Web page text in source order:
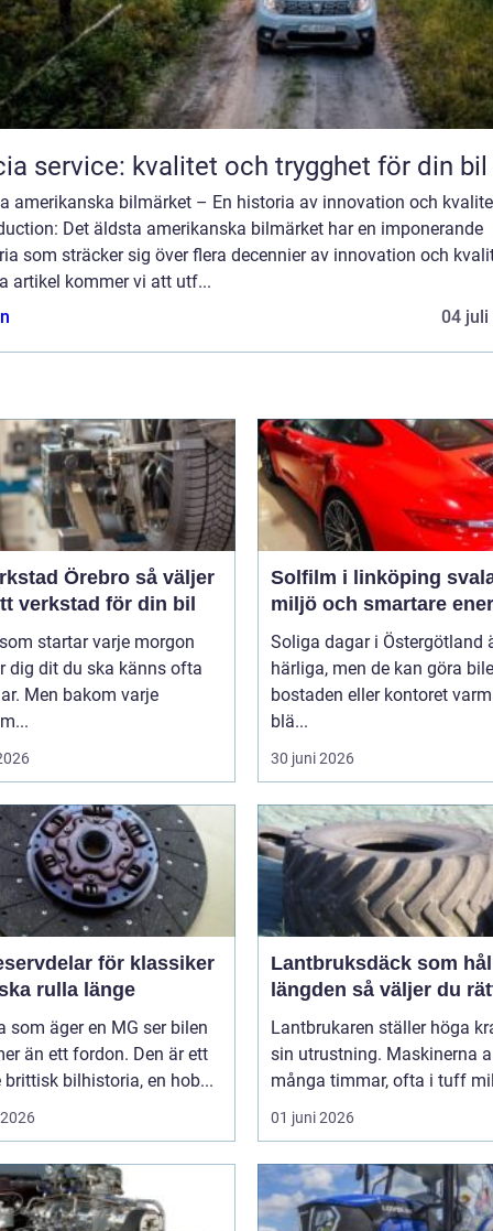
service: kvalitet och trygghet för din bil
amerikanska bilmärket – En historia av innovation och
Det äldsta amerikanska bilmärket har en imponerande
som sträcker sig över flera decennier av innovation och
artikel kommer vi att utf...
04 juli
Örebro så väljer
verkstad för din bil
startar varje morgon
dig dit du ska känns ofta
Men bakom varje
Solfilm i linköping svalare
miljö och smartare
Soliga dagar i Östergötland
härliga, men de kan göra
bostaden eller kontoret
blä...
30 juni 2026
för klassiker
rulla länge
som äger en MG ser bilen
än ett fordon. Den är ett
brittisk bilhistoria, en hob...
Lantbruksdäck som
längden så väljer du
Lantbrukaren ställer höga
sin utrustning. Maskinerna
många timmar, ofta i tuff
01 juni 2026